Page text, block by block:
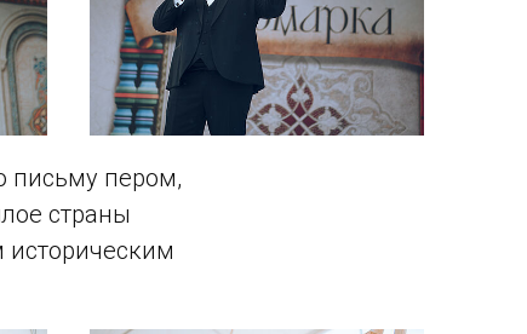
письму пером,
страны